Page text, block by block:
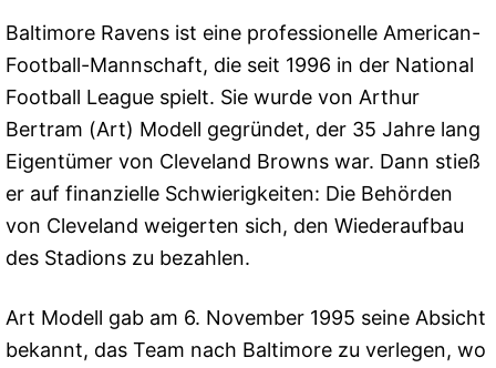
Baltimore Ravens ist eine professionelle American-
Football-Mannschaft, die seit 1996 in der National
Football League spielt. Sie wurde von Arthur
Bertram (Art) Modell gegründet, der 35 Jahre lang
Eigentümer von Cleveland Browns war. Dann stieß
er auf finanzielle Schwierigkeiten: Die Behörden
von Cleveland weigerten sich, den Wiederaufbau
des Stadions zu bezahlen.
Art Modell gab am 6. November 1995 seine Absicht
bekannt, das Team nach Baltimore zu verlegen, wo